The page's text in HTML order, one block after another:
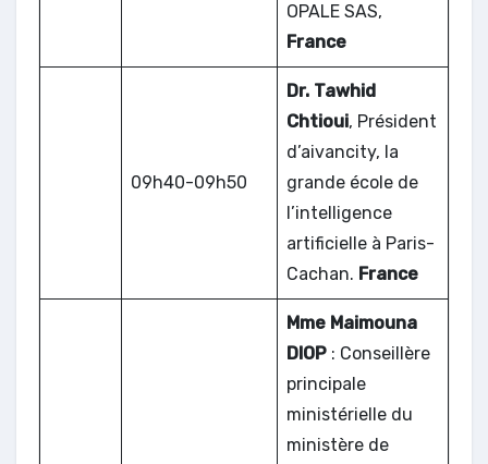
OPALE SAS,
France
09h40-09h50
Dr. Tawhid
Chtioui, Président
d’aivancity, la
grande école de
l’intelligence
artificielle à Paris-
Cachan. France
Mme Maimouna
DIOP : Conseillère
principale
ministérielle du
ministère de